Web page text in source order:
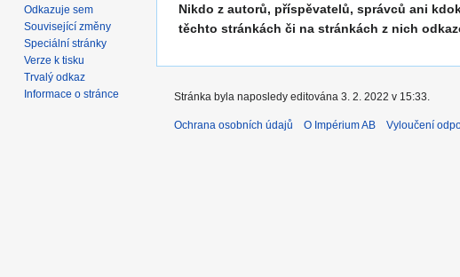
Nikdo z autorů, příspěvatelů, správců ani
těchto stránkách či na stránkách z nich
Odkazuje sem
Související změny
Speciální stránky
Verze k tisku
Trvalý odkaz
Informace o stránce
Stránka byla naposledy editována 3. 2. 2022 v 15:33.
Ochrana osobních údajů O Impérium AB Vyloučení